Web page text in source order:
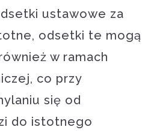
ustawowe za
odsetki te mogą
w ramach
co przy
się od
do istotnego